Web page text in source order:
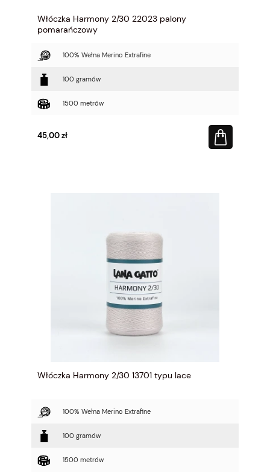
Włóczka Harmony 2/30 22023 palony
pomarańczowy
100% Wełna Merino Extrafine
100 gramów
1500 metrów
45,00 zł
Włóczka Harmony 2/30 13701 typu lace
100% Wełna Merino Extrafine
100 gramów
1500 metrów